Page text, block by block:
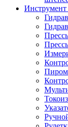
Инструмент